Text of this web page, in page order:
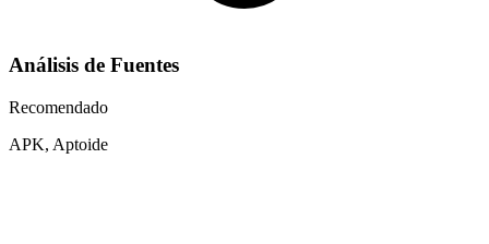
Análisis de Fuentes
Recomendado
APK, Aptoide